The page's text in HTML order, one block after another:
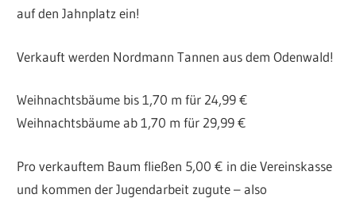
auf den Jahnplatz ein!
Verkauft werden Nordmann Tannen aus dem Odenwald!
Weihnachtsbäume bis 1,70 m für 24,99 €
Weihnachtsbäume ab 1,70 m für 29,99 €
Pro verkauftem Baum fließen 5,00 € in die Vereinskasse
und kommen der Jugendarbeit zugute – also